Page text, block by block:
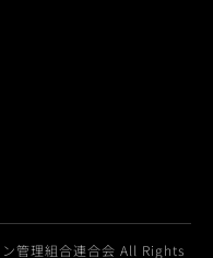
管理組合連合会 All Rights